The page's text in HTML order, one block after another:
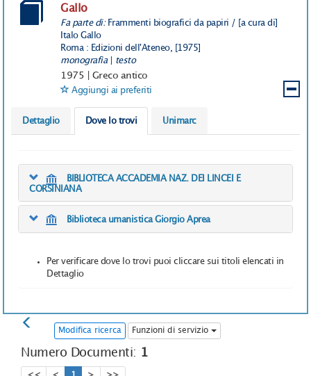
Gallo
Fa parte di: Frammenti biografici da papiri / [a cura di]
Italo Gallo
Roma : Edizioni dell'Ateneo, [1975]
monografia| testo
1975 Greco antico
Aggiungi ai preferiti
Dettaglio Dove lo trovi Unimarc
BIBLIOTECA ACCADEMIA NAZ. DEI LINCEI E
CORSINIANA
Biblioteca umanistica Giorgio Aprea
Per verificare dove lo trovi puoi cliccare sui titoli elencati in
Dettaglio
Modifica ricerca Funzioni di servizio
Numero Documenti: 1